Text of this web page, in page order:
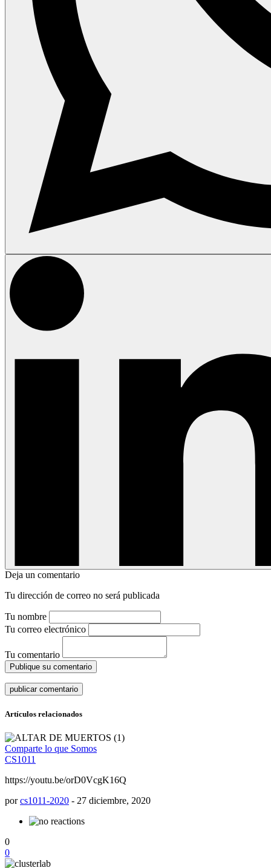
Deja un comentario
Tu dirección de correo no será publicada
Tu nombre
Tu correo electrónico
Tu comentario
Publique su comentario
Artículos relacionados
Comparte lo que Somos
CS1011
https://youtu.be/orD0VcgK16Q
porcs1011-2020 - 27 diciembre, 2020
0
0